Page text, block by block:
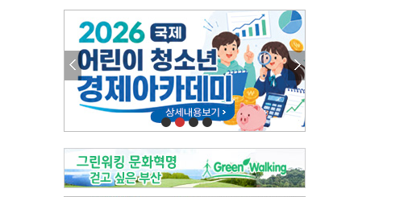
서산 간월암
한 손 뉴스[전체보기]
골목 맛집 발굴 고메 셀렉션…부산시, 페스티벌 시월 연계
이란 공습 경고·취소 되풀이…오락가락 트럼프 비꼰 ‘타코’
오늘의 날씨-[전체보기]
오늘의 날씨- 2026년 8월 6일
오늘의 날씨- 2026년 8월 5일
우리 결혼해요-[전체보기]
우리 결혼해요- 김홍윤·정세빈 커플